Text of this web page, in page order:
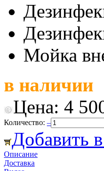
Мойка
в наличии
Цена: 4
Количество: –
Добавить
Описание
Доставка